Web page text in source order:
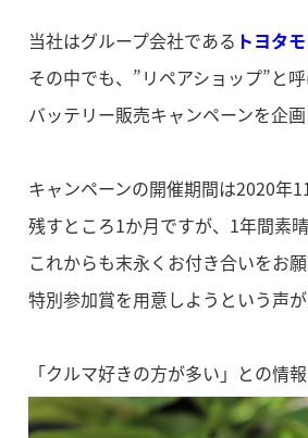
当社はグループ会社である トヨタ
その中でも、”リペアショップ”と
バッテリー販売キャンペーンを企
キャンペーンの開催期間は2020年
残すところ1か月ですが、1年間素
これからも末永くお付き合いをお
特別参加賞を用意しようという声
「クルマ好きの方が多い」との情